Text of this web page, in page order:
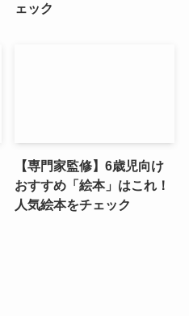
ェック
【専門家監修】6歳児向け
おすすめ「絵本」はこれ！
人気絵本をチェック